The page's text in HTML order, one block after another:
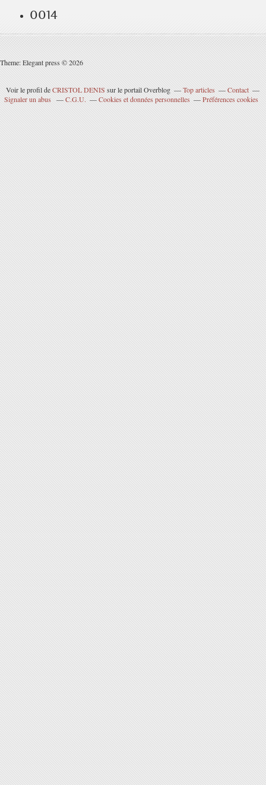
0014
Theme: Elegant press © 2026
Voir le profil deCRISTOL DENIS sur le portail Overblog Top articles
Contact
Signaler un abus
C.G.U. Cookies et données personnelles Préférences cookies